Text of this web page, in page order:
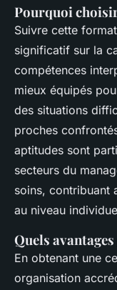
Pourquoi
Suivre cette
significatif sur la
compétences
mieux équipés
des situations
proches
aptitudes sont
secteurs du
soins, contribuant
au niveau
Quels
En obtenant une
organisation